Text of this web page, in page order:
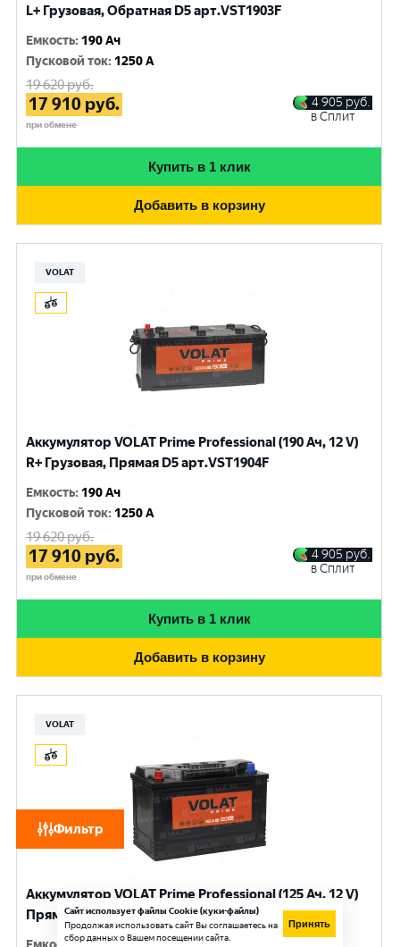
Фильтр
L+ Грузовая, Обратная D5 арт.VST1903F
Емкость: 190 Ач
Пусковой ток: 1250 A
19 620руб.
17 910 руб.
при обмене
4 905 руб.
в Сплит
Купить в 1 клик
Добавить в корзину
VOLAT
Аккумулятор VOLAT Prime Professional (190 Ач, 12 V)
R+ Грузовая, Прямая D5 арт.VST1904F
Емкость: 190 Ач
Пусковой ток: 1250 A
19 620руб.
17 910 руб.
при обмене
4 905 руб.
в Сплит
Купить в 1 клик
Добавить в корзину
VOLAT
Аккумулятор VOLAT Prime Professional (125 Ач, 12 V)
Прямая, L+ D2 арт.VST1251
Сайт использует файлы Cookie (куки-файлы)
Продолжая использовать сайт Вы соглашаетесь на
сбор данных о Вашем посещении сайта.
Принять